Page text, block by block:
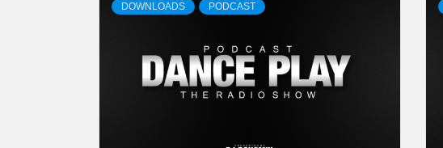
DOWNLOADS PODCAST